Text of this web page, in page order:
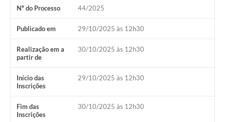
Nº do Processo 44/2025
Publicado em 29/10/2025 às 12h30
Realização em a
partir de
30/10/2025 às 12h30
Início das
Inscrições
29/10/2025 às 12h30
Fim das
Inscrições
30/10/2025 às 12h30